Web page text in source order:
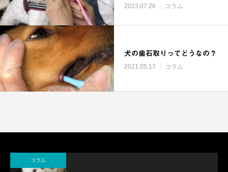
2023.07.26
コラム
犬の歯石取りってどうなの？
2021.05.17
コラム
コラム